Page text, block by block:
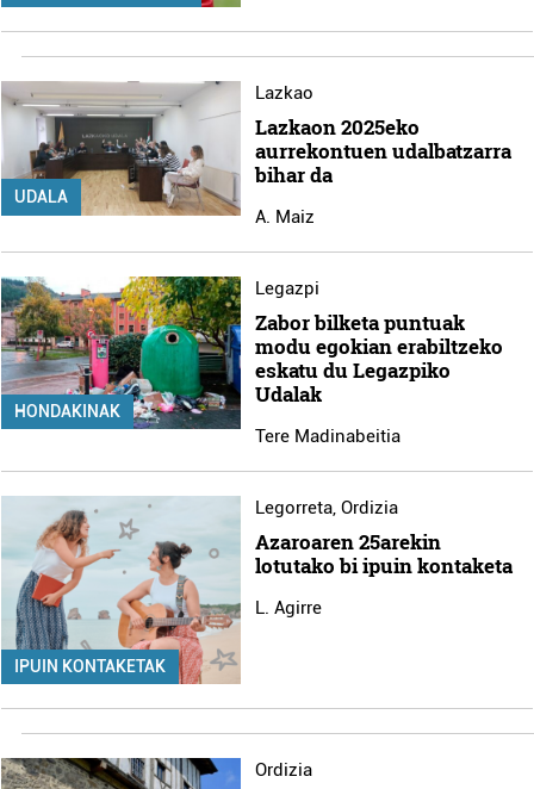
UDALA
Lazkao
Lazkaon 2025eko
aurrekontuen udalbatzarra
bihar da
A. Maiz
HONDAKINAK
Legazpi
Zabor bilketa puntuak
modu egokian erabiltzeko
eskatu du Legazpiko
Udalak
Tere Madinabeitia
IPUIN KONTAKETAK
Legorreta, Ordizia
Azaroaren 25arekin
lotutako bi ipuin kontaketa
L. Agirre
Ordizia